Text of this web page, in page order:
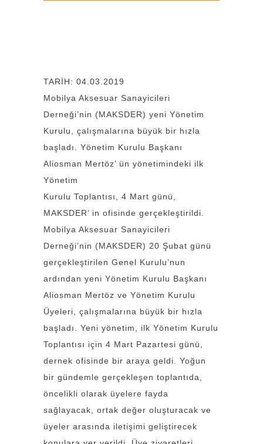
TARİH: 04.03.2019
Mobilya Aksesuar Sanayicileri
Derneği’nin (MAKSDER) yeni Yönetim
Kurulu, çalışmalarına büyük bir hızla
başladı. Yönetim Kurulu Başkanı
Aliosman Mertöz’ ün yönetimindeki ilk
Yönetim
Kurulu Toplantısı, 4 Mart günü,
MAKSDER’ in ofisinde gerçekleştirildi.
Mobilya Aksesuar Sanayicileri
Derneği’nin (MAKSDER) 20 Şubat günü
gerçekleştirilen Genel Kurulu’nun
ardından yeni Yönetim Kurulu Başkanı
Aliosman Mertöz ve Yönetim Kurulu
Üyeleri, çalışmalarına büyük bir hızla
başladı. Yeni yönetim, ilk Yönetim Kurulu
Toplantısı için 4 Mart Pazartesi günü,
dernek ofisinde bir araya geldi. Yoğun
bir gündemle gerçekleşen toplantıda,
öncelikli olarak üyelere fayda
sağlayacak, ortak değer oluşturacak ve
üyeler arasında iletişimi geliştirecek